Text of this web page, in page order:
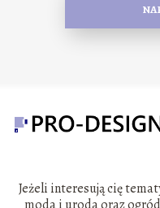
Jeżeli interesują cię